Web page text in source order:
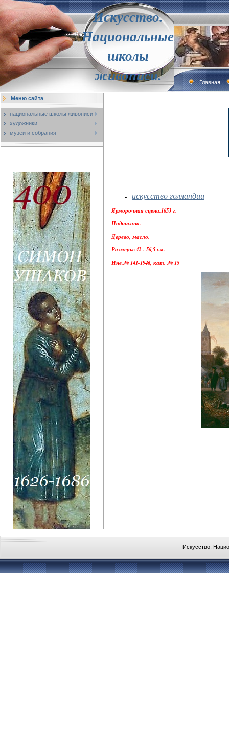
Искусство.
Национальные
школы
живописи.
Главная
Меню сайта
национальные школы живописи
художники
музеи и собрания
искусство голландии
Ярморочная сцена.1653 г.
Подписана.
Дерево, масло.
Размеры:42 - 56,5 см.
Инв.№ 141-1946, кат. № 15
Искусство.